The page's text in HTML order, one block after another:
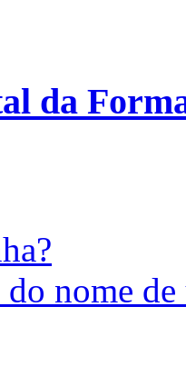
da
do nome